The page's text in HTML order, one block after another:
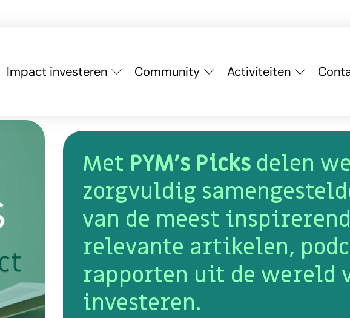
Impact investeren Community Activiteiten
Met PYM’s Picks delen
zorgvuldig
van de meest
relevante artikelen,
rapporten uit de wereld
investeren.